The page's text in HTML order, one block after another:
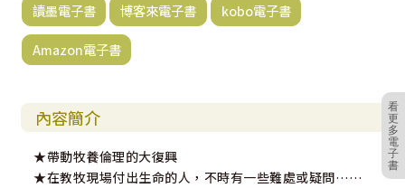
看
更
多
電
子
書
讀墨電子書 博客來電子書 kobo電子書
Amazon電子書
內容簡介
★帶動牧養倫理的大復興
★在教牧現場付出生命的人，不時有一些難處或疑問……